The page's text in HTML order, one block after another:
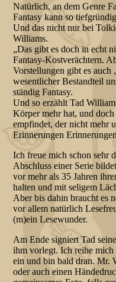
Natürlich, an dem Genre
Fantasy kann so
Und das nicht nur bei
Williams.
„Das gibt es doch in echt
Fantasy-Kostverächtern.
Vorstellungen gibt es auch
wesentlicher Bestandteil
ständig Fantasy.
Und so erzählt Tad
Körper mehr hat, und doch
empfindet, der nicht mehr
Erinnerungen
Ich freue mich schon sehr
Abschluss einer Serie
vor mehr als 35 Jahren
halten und mit seligem
Aber bis dahin braucht es
vor allem natürlich
(m)ein Lesewunder.
Am Ende signiert Tad
ihm vorlegt. Ich reihe mich
ein und bin bald dran. Mr.
oder auch einen